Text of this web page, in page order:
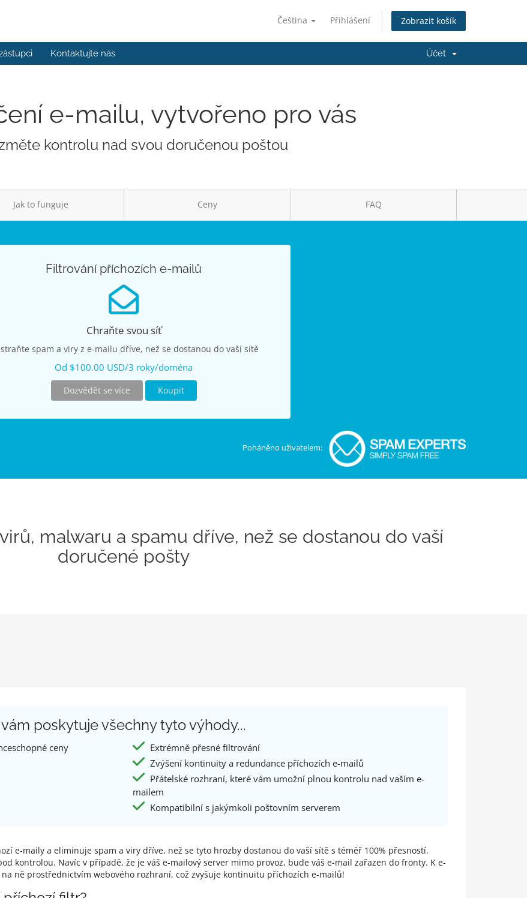
Čeština Přihlášení Zobrazit košík
Kontaktujte nás Účet
e-mailu, vytvořeno pro vás
kontrolu nad svou doručenou poštou
Jak to funguje Ceny FAQ
Filtrování příchozích e-mailů
Chraňte svou síť
spam a viry z e-mailu dříve, než se dostanou do vaší sítě
Od $100.00 USD/3 roky/doména
Dozvědět se více Koupit
Poháněno uživatelem:
malwaru a spamu dříve, než se dostanou do vaší
doručené pošty
poskytuje všechny tyto výhody...
ceny
Extrémně přesné filtrování
Zvýšení kontinuity a redundance příchozích e-mailů
Přátelské rozhraní, které vám umožní plnou kontrolu nad vaším e-
mailem
Kompatibilní s jakýmkoli poštovním serverem
e-maily a eliminuje spam a viry dříve, než se tyto hrozby dostanou do vaší sítě s téměř 100% přesností.
kontrolou. Navíc v případě, že je váš e-mailový server mimo provoz, bude váš e-mail zařazen do fronty. K e-
ně prostřednictvím webového rozhraní, což zvyšuje kontinuitu příchozích e-mailů!